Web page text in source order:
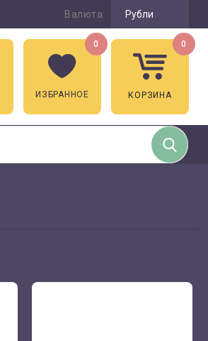
Валюта: Рубли
ИЗБРАННОЕ
0
КОРЗИНА
0